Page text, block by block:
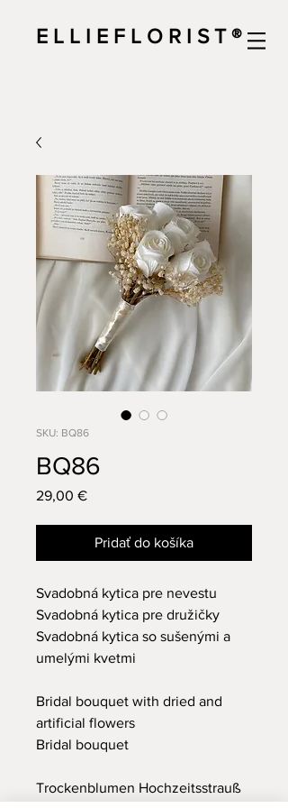
E L L I E F L O R I S T ®
SKU: BQ86
BQ86
29,00 €Price
Pridať do košíka
Svadobná kytica pre nevestu
Svadobná kytica pre družičky
Svadobná kytica so sušenými a
umelými kvetmi
Bridal bouquet with dried and
artificial flowers
Bridal bouquet
Trockenblumen Hochzeitsstrauß